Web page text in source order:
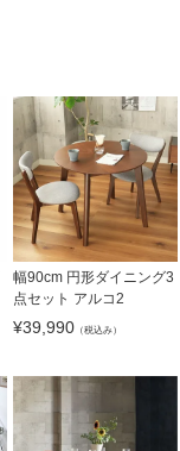
幅90cm 円形ダイニング3
点セット アルコ2
¥39,990（税込み）